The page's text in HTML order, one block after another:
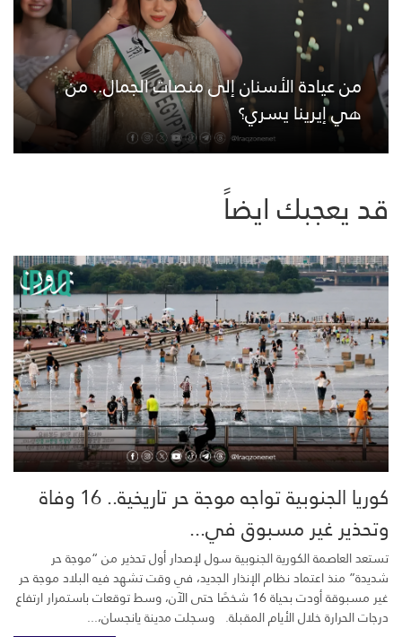
من عيادة الأسنان إلى منصات الجمال.. من
هي إيرينا يسري؟
قد يعجبك ايضاً
كوريا الجنوبية تواجه موجة حر تاريخية.. 16 وفاة
وتحذير غير مسبوق في...
تستعد العاصمة الكورية الجنوبية سول لإصدار أول تحذير من “موجة حر
شديدة” منذ اعتماد نظام الإنذار الجديد، في وقت تشهد فيه البلاد موجة حر
غير مسبوقة أودت بحياة 16 شخصًا حتى الآن، وسط توقعات باستمرار ارتفاع
درجات الحرارة خلال الأيام المقبلة. وسجلت مدينة يانجسان،...